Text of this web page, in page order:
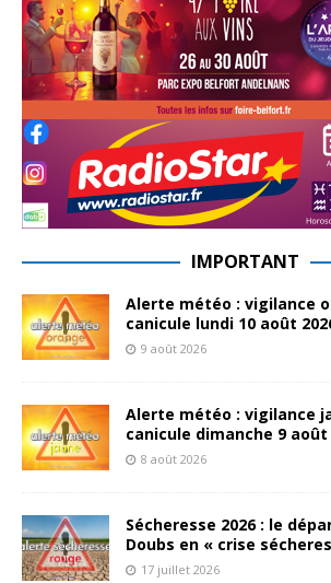
IMPORTANT
Alerte météo : vigilance
canicule lundi 10 août
9 août 2026
Alerte météo : vigilance
canicule dimanche 9 août
8 août 2026
Sécheresse 2026 : le
Doubs en « crise
17 juillet 2026